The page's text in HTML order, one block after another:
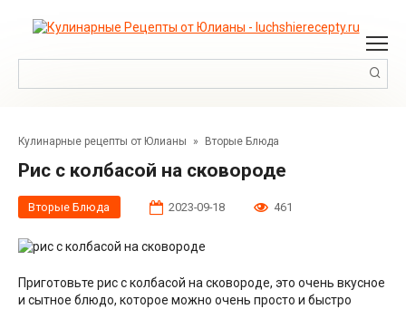
Кулинарные рецепты от Юлианы » Вторые Блюда
Рис с колбасой на сковороде
Вторые Блюда 2023-09-18 461
Приготовьте рис с колбасой на сковороде, это очень вкусное
и сытное блюдо, которое можно очень просто и быстро